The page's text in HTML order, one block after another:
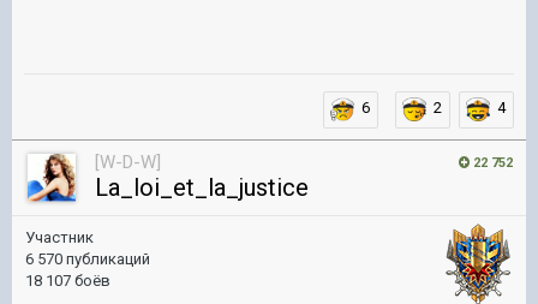
6 2 4
22 752
[W-D-W]
La_loi_et_la_justice
Участник
6 570 публикаций
18 107 боёв